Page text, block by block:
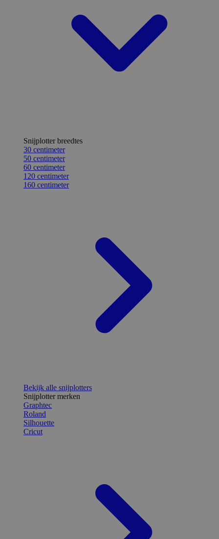
Snijplotter breedtes
30 centimeter
50 centimeter
60 centimeter
120 centimeter
160 centimeter
Bekijk alle snijplotters
Snijplotter merken
Graphtec
Roland
Silhouette
Cricut